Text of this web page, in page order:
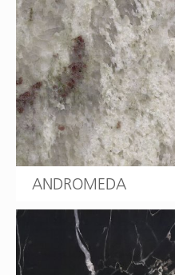
ANDROMEDA